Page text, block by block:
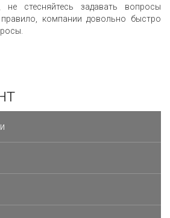
не стесняйтесь задавать вопросы
компании довольно быстро